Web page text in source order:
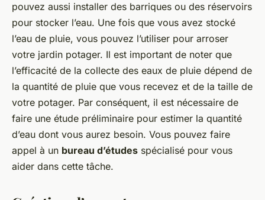
pouvez aussi installer des barriques ou des réservoirs
pour stocker l’eau. Une fois que vous avez stocké
l’eau de pluie, vous pouvez l’utiliser pour arroser
votre jardin potager. Il est important de noter que
l’efficacité de la collecte des eaux de pluie dépend de
la quantité de pluie que vous recevez et de la taille de
votre potager. Par conséquent, il est nécessaire de
faire une étude préliminaire pour estimer la quantité
d’eau dont vous aurez besoin. Vous pouvez faire
appel à un bureau d’études spécialisé pour vous
aider dans cette tâche.